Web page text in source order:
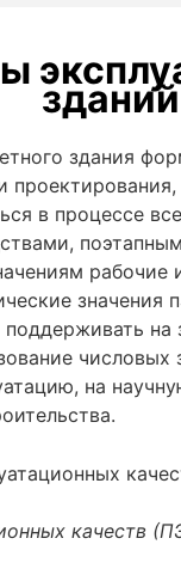
здания
в процессе
значения
на
качеств